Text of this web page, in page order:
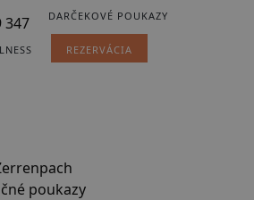
347 DARČEKOVÉ POUKAZY
REZERVÁCIA
poukazy